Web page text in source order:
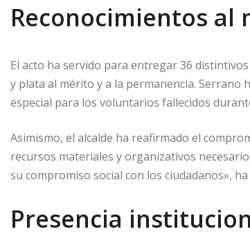
Reconocimientos al
El acto ha servido para entregar 36
y plata al mérito y a la permanencia.
especial para los voluntarios fallecidos
Asimismo, el alcalde ha reafirmado el
recursos materiales y organizativos
su compromiso social con los ciudadanos»,
Presencia